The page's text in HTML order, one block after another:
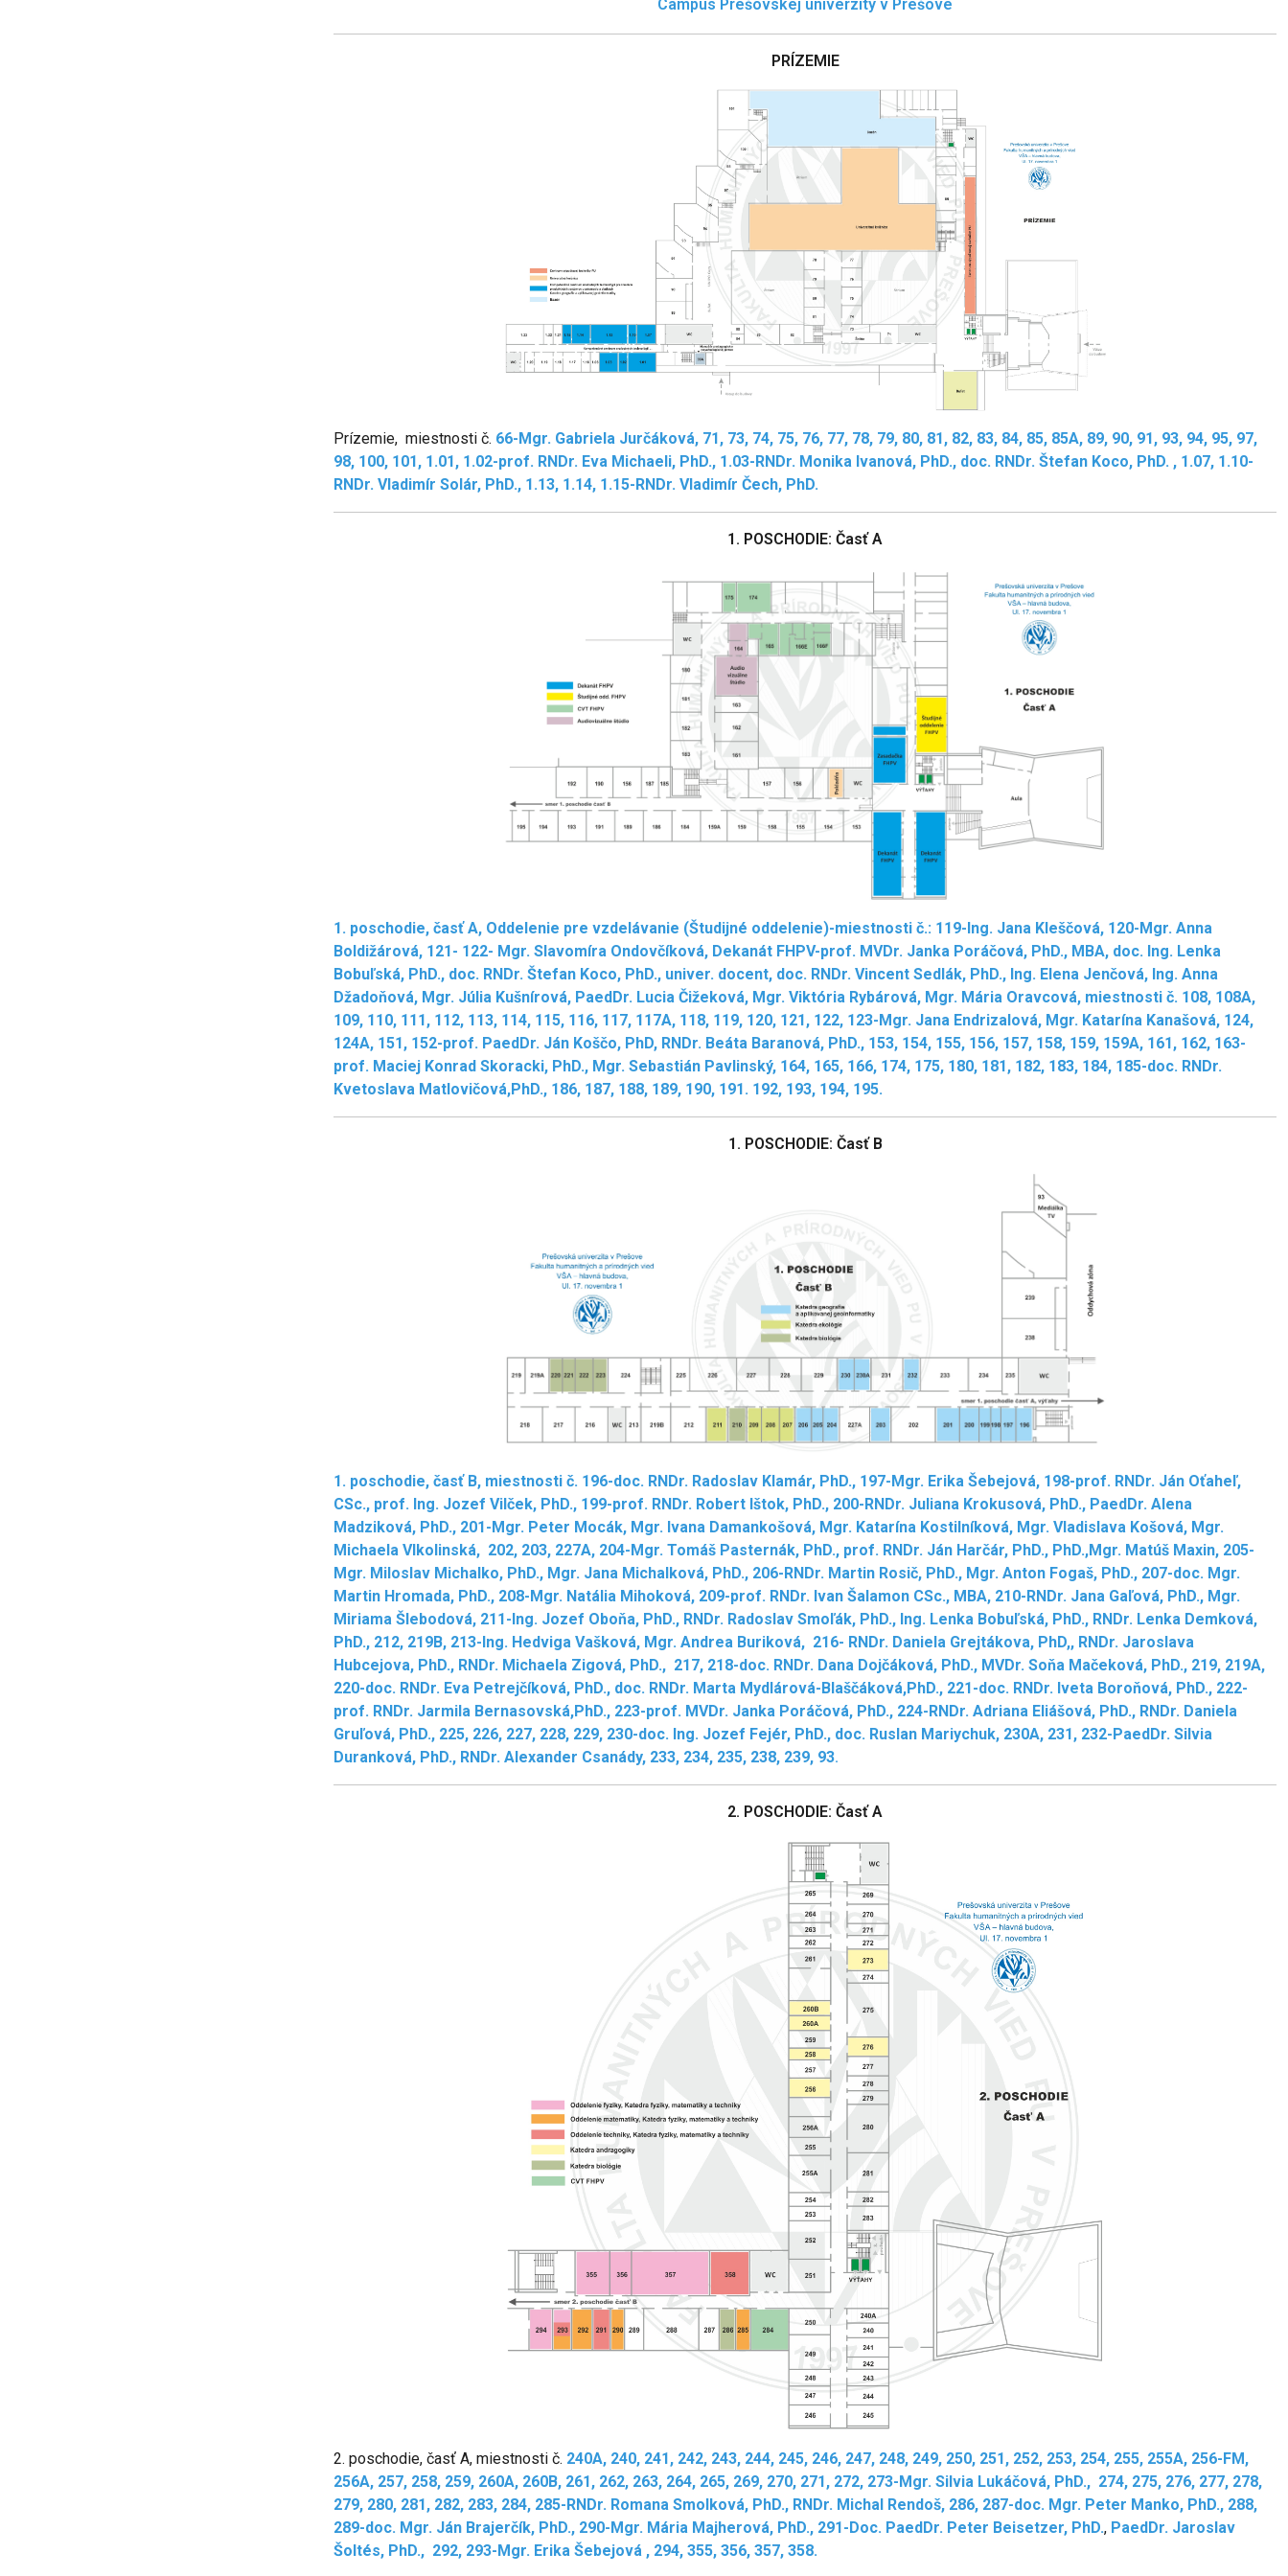
Campus Prešovskej univerzity v Prešove
PRÍZEMIE
Prízemie, miestnosti č. 66-Mgr. Gabriela Jurčáková, 71, 73, 74, 75, 76, 77, 78, 79, 80, 81, 82, 83, 84, 85, 85A, 89, 90, 91, 93, 94, 95, 97,
98, 100, 101, 1.01, 1.02-prof. RNDr. Eva Michaeli, PhD., 1.03-RNDr. Monika Ivanová, PhD., doc. RNDr. Štefan Koco, PhD. , 1.07, 1.10-
RNDr. Vladimír Solár, PhD., 1.13, 1.14, 1.15-RNDr. Vladimír Čech, PhD.
1. POSCHODIE: Časť A
1. poschodie, časť A, Oddelenie pre vzdelávanie (Študijné oddelenie)-miestnosti č.: 119-Ing. Jana Kleščová, 120-Mgr. Anna
Boldižárová, 121- 122- Mgr. Slavomíra Ondovčíková, Dekanát FHPV-prof. MVDr. Janka Poráčová, PhD., MBA, doc. Ing. Lenka
Bobuľská, PhD., doc. RNDr. Štefan Koco, PhD., univer. docent, doc. RNDr. Vincent Sedlák, PhD., Ing. Elena Jenčová, Ing. Anna
Džadoňová, Mgr. Júlia Kušnírová, PaedDr. Lucia Čižeková, Mgr. Viktória Rybárová, Mgr. Mária Oravcová, miestnosti č. 108, 108A,
109, 110, 111, 112, 113, 114, 115, 116, 117, 117A, 118, 119, 120, 121, 122, 123-Mgr. Jana Endrizalová, Mgr. Katarína Kanašová, 124,
124A, 151, 152-prof. PaedDr. Ján Koščo, PhD, RNDr. Beáta Baranová, PhD., 153, 154, 155, 156, 157, 158, 159, 159A, 161, 162, 163-
prof. Maciej Konrad Skoracki, PhD., Mgr. Sebastián Pavlinský, 164, 165, 166, 174, 175, 180, 181, 182, 183, 184, 185-doc. RNDr.
Kvetoslava Matlovičová,PhD., 186, 187, 188, 189, 190, 191. 192, 193, 194, 195.
1. POSCHODIE: Časť B
1. poschodie, časť B, miestnosti č. 196-doc. RNDr. Radoslav Klamár, PhD., 197-Mgr. Erika Šebejová, 198-prof. RNDr. Ján Oťaheľ,
CSc., prof. Ing. Jozef Vilček, PhD., 199-prof. RNDr. Robert Ištok, PhD., 200-RNDr. Juliana Krokusová, PhD., PaedDr. Alena
Madziková, PhD., 201-Mgr. Peter Mocák, Mgr. Ivana Damankošová, Mgr. Katarína Kostilníková, Mgr. Vladislava Košová, Mgr.
Michaela Vlkolinská, 202, 203, 227A, 204-Mgr. Tomáš Pasternák, PhD., prof. RNDr. Ján Harčár, PhD., PhD.,Mgr. Matúš Maxin, 205-
Mgr. Miloslav Michalko, PhD., Mgr. Jana Michalková, PhD., 206-RNDr. Martin Rosič, PhD., Mgr. Anton Fogaš, PhD., 207-doc. Mgr.
Martin Hromada, PhD., 208-Mgr. Natália Mihoková, 209-prof. RNDr. Ivan Šalamon CSc., MBA, 210-RNDr. Jana Gaľová, PhD., Mgr.
Miriama Šlebodová, 211-Ing. Jozef Oboňa, PhD., RNDr. Radoslav Smoľák, PhD., Ing. Lenka Bobuľská, PhD., RNDr. Lenka Demková,
PhD., 212, 219B, 213-Ing. Hedviga Vašková, Mgr. Andrea Buriková, 216- RNDr. Daniela Grejtákova, PhD,, RNDr. Jaroslava
Hubcejova, PhD., RNDr. Michaela Zigová, PhD., 217, 218-doc. RNDr. Dana Dojčáková, PhD., MVDr. Soňa Mačeková, PhD., 219, 219A,
220-doc. RNDr. Eva Petrejčíková, PhD., doc. RNDr. Marta Mydlárová-Blaščáková,PhD., 221-doc. RNDr. Iveta Boroňová, PhD., 222-
prof. RNDr. Jarmila Bernasovská,PhD., 223-prof. MVDr. Janka Poráčová, PhD., 224-RNDr. Adriana Eliášová, PhD., RNDr. Daniela
Gruľová, PhD., 225, 226, 227, 228, 229, 230-doc. Ing. Jozef Fejér, PhD., doc. Ruslan Mariychuk, 230A, 231, 232-PaedDr. Silvia
Duranková, PhD., RNDr. Alexander Csanády, 233, 234, 235, 238, 239, 93.
2. POSCHODIE: Časť A
2. poschodie, časť A, miestnosti č. 240A, 240, 241, 242, 243, 244, 245, 246, 247, 248, 249, 250, 251, 252, 253, 254, 255, 255A, 256-FM,
256A, 257, 258, 259, 260A, 260B, 261, 262, 263, 264, 265, 269, 270, 271, 272, 273-Mgr. Silvia Lukáčová, PhD., 274, 275, 276, 277, 278,
279, 280, 281, 282, 283, 284, 285-RNDr. Romana Smolková, PhD., RNDr. Michal Rendoš, 286, 287-doc. Mgr. Peter Manko, PhD., 288,
289-doc. Mgr. Ján Brajerčík, PhD., 290-Mgr. Mária Majherová, PhD., 291-Doc. PaedDr. Peter Beisetzer, PhD., PaedDr. Jaroslav
Šoltés, PhD., 292, 293-Mgr. Erika Šebejová , 294, 355, 356, 357, 358.